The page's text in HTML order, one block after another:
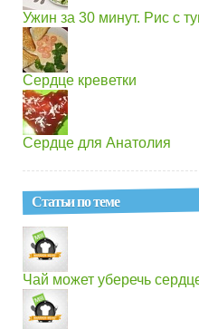
Ужин за 30 минут. Рис с
Сердце креветки
Сердце для Анатолия
Статьи по теме
Чай может уберечь